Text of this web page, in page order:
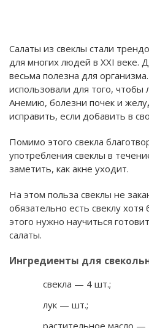
Салаты из свеклы стали
для многих людей в XXI веке.
весьма полезна для
использовали для того, чтобы
Анемию, болезни почек и
исправить, если добавить в
Помимо этого свекла
употребления свеклы в
заметить, как акне уходит.
На этом польза свеклы не
обязательно есть свеклу
этого нужно научиться
салаты.
Ингредиенты для
свекла — 4 шт.;
лук — шт.;
растительное масло —